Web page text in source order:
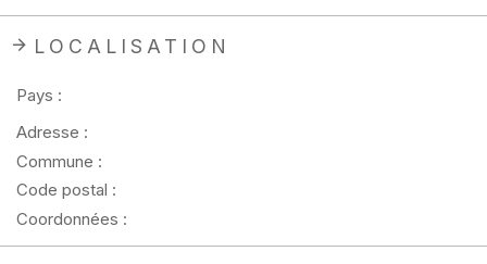
LOCALISATION
Pays :
Adresse :
Commune :
Code postal :
Coordonnées :